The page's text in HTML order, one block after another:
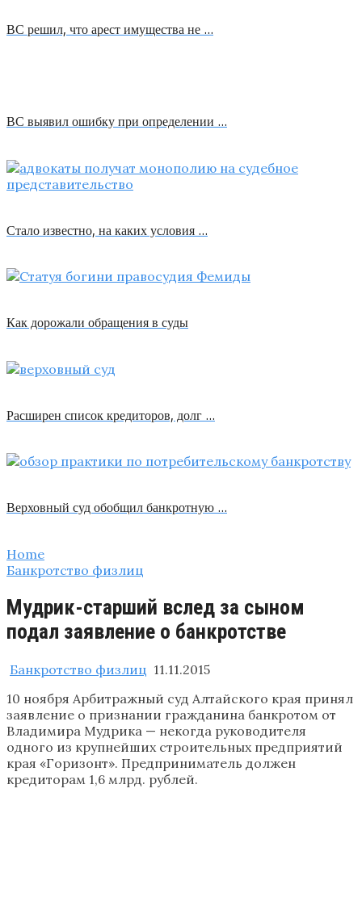
ВС решил, что арест имущества не …
ВС выявил ошибку при определении …
Стало известно, на каких условия …
Как дорожали обращения в суды
Расширен список кредиторов, долг …
Верховный суд обобщил банкротную …
Home
Банкротство физлиц
Мудрик-старший вслед за сыном
подал заявление о банкротстве
Банкротство физлиц 11.11.2015
10 ноября Арбитражный суд Алтайского края принял
заявление о признании гражданина банкротом от
Владимира Мудрика — некогда руководителя
одного из крупнейших строительных предприятий
края «Горизонт». Предприниматель должен
кредиторам 1,6 млрд. рублей.